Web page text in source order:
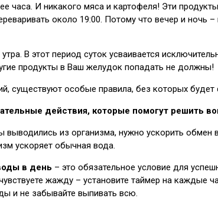
часа. И никакого мяса и картофеля! Эти
около 19:00. Потому что вечер и ночь
В этот период суток усваивается
продукты в Ваш желудок попадать не должны!
существуют особые правила, без которых
действия, которые помогут решить
выводились из организма, нужно ускорить
ускоряет обычная вода.
в день – это обязательное условие для
жажду – установите таймер на каждые
и не забывайте выпивать всю.